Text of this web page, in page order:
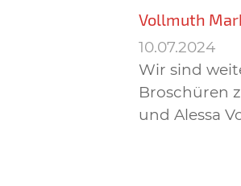
Vollmuth
10.07.2024
Wir sind
Broschüren
und Alessa